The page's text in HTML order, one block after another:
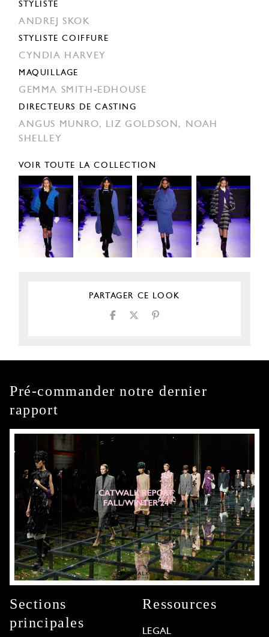
STYLISTE
ANDREJ SKOK
STYLISTE COIFFURE
CYNDIA HARVEY
MAQUILLAGE
GEMMA SMITH-EDHOUSE
DIRECTEURS DE CASTING
ANGUS MUNRO, LIZ GOLDSON, NOAH
SHELLEY
VOIR TOUTE LA COLLECTION
PARTAGER CE LOOK
Pré-commander notre dernier
rapport
Sections
principales
Ressources
LEGAL